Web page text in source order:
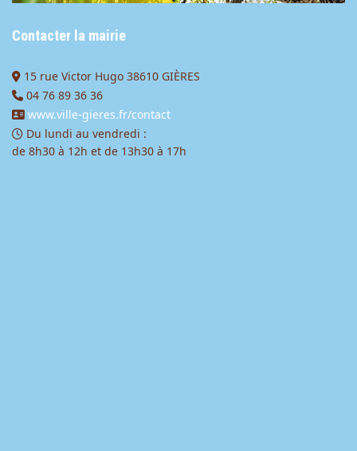
Contacter la mairie
15 rue Victor Hugo 38610 GIÈRES
04 76 89 36 36
www.ville-gieres.fr/contact
Du lundi au vendredi :
de 8h30 à 12h et de 13h30 à 17h